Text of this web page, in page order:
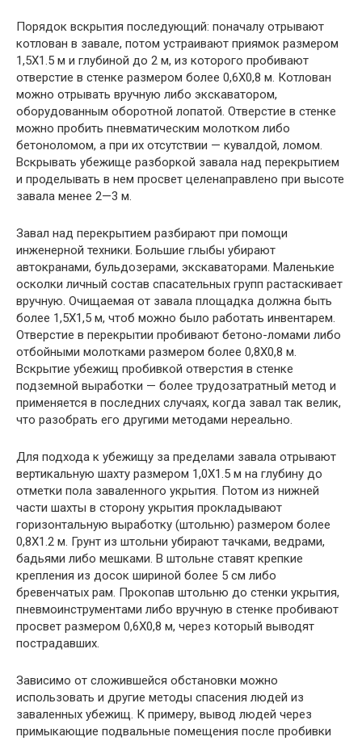
Порядок вскрытия последующий: поначалу отрывают
котлован в завале, потом устраивают приямок размером
1,5X1.5 м и глубиной до 2 м, из которого пробивают
отверстие в стенке размером более 0,6X0,8 м. Котлован
можно отрывать вручную либо экскаватором,
оборудованным оборотной лопатой. Отверстие в стенке
можно пробить пневматическим молотком либо
бетоноломом, а при их отсутствии — кувалдой, ломом.
Вскрывать убежище разборкой завала над перекрытием
и проделывать в нем просвет целенаправлено при высоте
завала менее 2—3 м.
Завал над перекрытием разбирают при помощи
инженерной техники. Большие глыбы убирают
автокранами, бульдозерами, экскаваторами. Маленькие
осколки личный состав спасательных групп растаскивает
вручную. Очищаемая от завала площадка должна быть
более 1,5X1,5 м, чтоб можно было работать инвентарем.
Отверстие в перекрытии пробивают бетоно-ломами либо
отбойными молотками размером более 0,8X0,8 м.
Вскрытие убежищ пробивкой отверстия в стенке
подземной выработки — более трудозатратный метод и
применяется в последних случаях, когда завал так велик,
что разобрать его другими методами нереально.
Для подхода к убежищу за пределами завала отрывают
вертикальную шахту размером 1,0X1.5 м на глубину до
отметки пола заваленного укрытия. Потом из нижней
части шахты в сторону укрытия прокладывают
горизонтальную выработку (штольню) размером более
0,8X1.2 м. Грунт из штольни убирают тачками, ведрами,
бадьями либо мешками. В штольне ставят крепкие
крепления из досок шириной более 5 см либо
бревенчатых рам. Прокопав штольню до стенки укрытия,
пневмоинструментами либо вручную в стенке пробивают
просвет размером 0,6X0,8 м, через который выводят
пострадавших.
Зависимо от сложившейся обстановки можно
использовать и другие методы спасения людей из
заваленных убежищ. К примеру, вывод людей через
примыкающие подвальные помещения после пробивки